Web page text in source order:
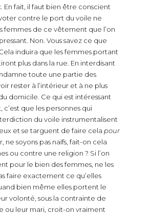
En fait, il faut bien être conscient
contre le port du voile ne
femmes de ce vêtement que l’on
Non. Vous savez ce que
induira que les femmes portant
plus dans la rue. En interdisant
toute une partie des
rester à l’intérieur et à ne plus
domicile. Ce qui est intéressant
c’est que les personnes qui
du voile instrumentalisent
et se targuent de faire cela pour
ne soyons pas naïfs, fait-on cela
ou contre une religion ? Si l’on
pour le bien des femmes, ne les
faire exactement ce qu’elles
bien même elles portent le
volonté, sous la contrainte de
ou leur mari, croit-on vraiment